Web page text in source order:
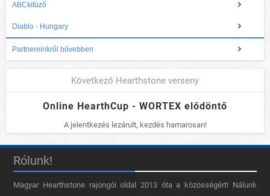
ABCkitüző
Diablo - Hungary
Partnereinkről bővebben
Következő Hearthstone verseny
Online HearthCup - WORTEX elődöntő
A jelentkezés lezárult, kezdés hamarosan!
Rólunk!
Magyar Hearthstone​ rajongói oldal 2013 óta a közösségért! Nálunk